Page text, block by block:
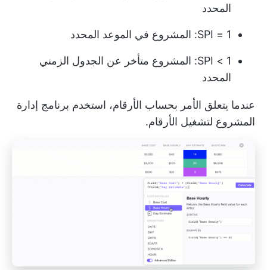
المحدد
SPI = 1: المشروع في الموعد المحدد
SPI < 1: المشروع متأخر عن الجدول الزمني
المحدد
عندما يتعلق الأمر بحساب الأرقام، استخدم برنامج إدارة
المشروع لتشغيل الأرقام.